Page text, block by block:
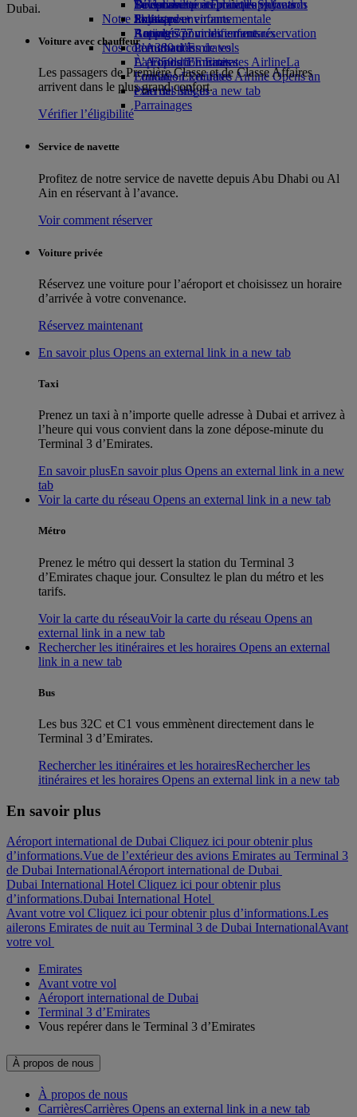
Boissons
Notre flotte
Boeing 777
L’A380 d’Emirates
L’A350 d’Emirates
Emirates Executive
Plan des sièges
Divertissements pour les enfants
Jouets pour enfants
Activités pour les enfants
La durabilité en pratique
Politique environnementale
Rapports environnementaux
Nos communautés
La Fondation Emirates AirlineLa
Fondation Emirates Airline Opens an
external link in a new tab
Parrainages
Se connecter à Emirates Skywards
Skywards+
Téléphone portable et l'application
Emirates
Annuler ou modifier une réservation
Perturbations de vols
À propos d’Emirates
Dubai.
Voiture avec chauffeur
Les passagers de Première Classe et de Classe Affaires
arrivent dans le plus grand confort.
Vérifier l’éligibilité
Service de navette
Profitez de notre service de navette depuis Abu Dhabi ou Al
Ain en réservant à l’avance.
Voir comment réserver
Voiture privée
Réservez une voiture pour l’aéroport et choisissez un horaire
d’arrivée à votre convenance.
Réservez maintenant
En savoir plus Opens an external link in a new tab
Taxi
Prenez un taxi à n’importe quelle adresse à Dubai et arrivez à
l’heure qui vous convient dans la zone dépose-minute du
Terminal 3 d’Emirates.
En savoir plusEn savoir plus Opens an external link in a new
tab
Voir la carte du réseau Opens an external link in a new tab
Métro
Prenez le métro qui dessert la station du Terminal 3
d’Emirates chaque jour. Consultez le plan du métro et les
tarifs.
Voir la carte du réseauVoir la carte du réseau Opens an
external link in a new tab
Rechercher les itinéraires et les horaires Opens an external
link in a new tab
Bus
Les bus 32C et C1 vous emmènent directement dans le
Terminal 3 d’Emirates.
Rechercher les itinéraires et les horairesRechercher les
itinéraires et les horaires Opens an external link in a new tab
En savoir plus
Aéroport international de Dubai Cliquez ici pour obtenir plus
d’informations.Vue de l’extérieur des avions Emirates au Terminal 3
de Dubai InternationalAéroport international de Dubai
Dubai International Hotel Cliquez ici pour obtenir plus
d’informations.Dubai International Hotel
Avant votre vol Cliquez ici pour obtenir plus d’informations.Les
ailerons Emirates de nuit au Terminal 3 de Dubai InternationalAvant
votre vol
Emirates
Avant votre vol
Aéroport international de Dubai
Terminal 3 d’Emirates
Vous repérer dans le Terminal 3 d’Emirates
À propos de nous
À propos de nous
CarrièresCarrières Opens an external link in a new tab